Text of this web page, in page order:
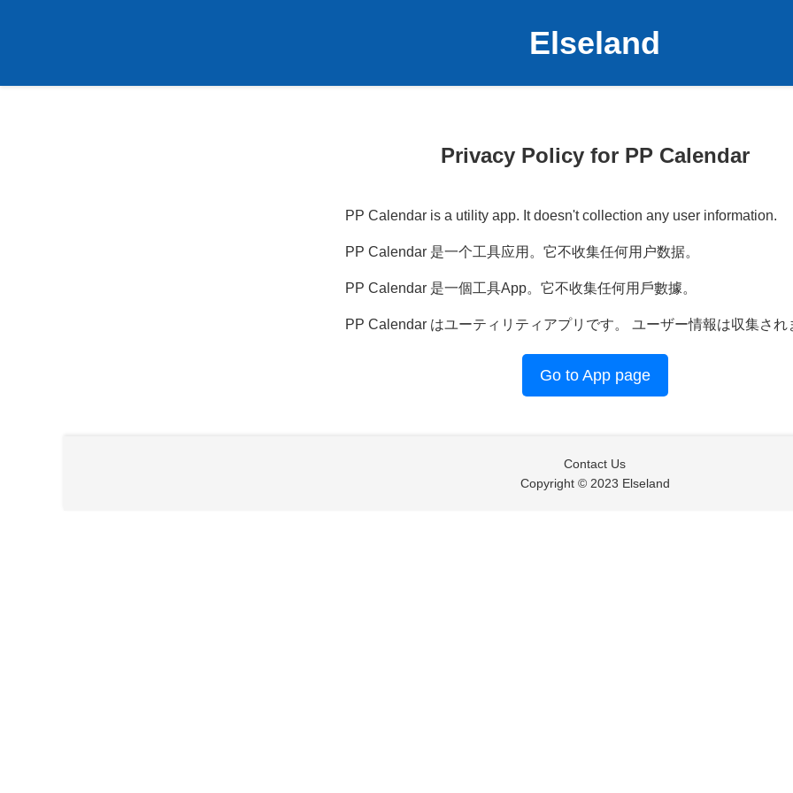
Elseland
Privacy Policy for PP Calendar
PP Calendar is a utility app. It doesn't collection any user information.
PP Calendar 是一个工具应用。它不收集任何用户数据。
PP Calendar 是一個工具App。它不收集任何用戶數據。
PP Calendar はユーティリティアプリです。 ユーザー情報は収集され
Go to App page
Contact Us
Copyright © 2023 Elseland